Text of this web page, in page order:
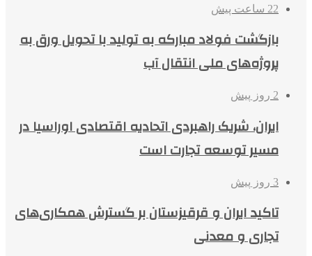
22 ساعت پیش
بازگشت فولاد مبارکه به تولید با تحویل ورق به
پروژه‌های ملی انتقال آب
2 روز پیش
ایران، شریک راهبردی اتحادیه اقتصادی اوراسیا در
مسیر توسعه تجارت است
3 روز پیش
تاکید ایران و قرقیزستان بر گسترش همکاری‌های
تجاری و معدنی